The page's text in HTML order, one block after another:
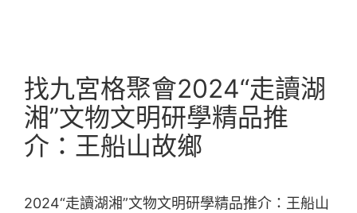
找九宮格聚會2024“走讀湖
湘”文物文明研學精品推
介：王船山故鄉
2024“走讀湖湘”文物文明研學精品推介：王船山